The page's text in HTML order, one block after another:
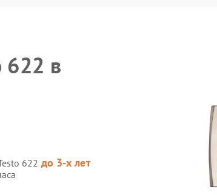
622 в
622 до 3-х лет